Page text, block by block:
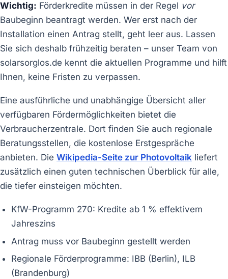
Wichtig: Förderkredite müssen in der Regel vor
Baubeginn beantragt werden. Wer erst nach der
Installation einen Antrag stellt, geht leer aus. Lassen
Sie sich deshalb frühzeitig beraten – unser Team von
solarsorglos.de kennt die aktuellen Programme und hilft
Ihnen, keine Fristen zu verpassen.
Eine ausführliche und unabhängige Übersicht aller
verfügbaren Fördermöglichkeiten bietet die
Verbraucherzentrale. Dort finden Sie auch regionale
Beratungsstellen, die kostenlose Erstgespräche
anbieten. Die Wikipedia-Seite zur Photovoltaik liefert
zusätzlich einen guten technischen Überblick für alle,
die tiefer einsteigen möchten.
KfW-Programm 270: Kredite ab 1 % effektivem
Jahreszins
Antrag muss vor Baubeginn gestellt werden
Regionale Förderprogramme: IBB (Berlin), ILB
(Brandenburg)